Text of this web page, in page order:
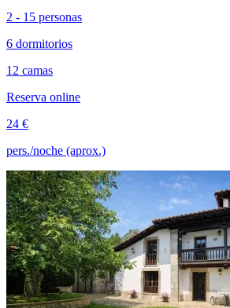
2 - 15 personas
6 dormitorios
12 camas
Reserva online
24 €
pers./noche (aprox.)